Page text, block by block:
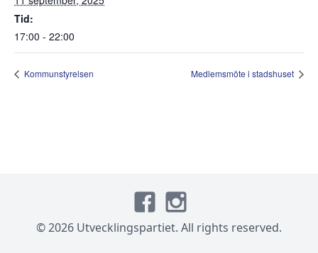
Tid:
17:00 - 22:00
Kommunstyrelsen Medlemsmöte i stadshuset
© 2026 Utvecklingspartiet. All rights reserved.